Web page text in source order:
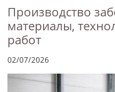
Производство
материалы,
работ
02/07/2026